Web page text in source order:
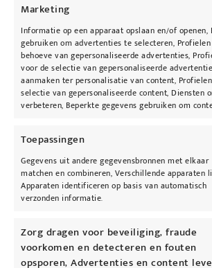
Marketing
Informatie op een apparaat opslaan en/of openen,
gebruiken om advertenties te selecteren,
behoeve van gepersonaliseerde advertenties,
voor de selectie van gepersonaliseerde
aanmaken ter personalisatie van content,
selectie van gepersonaliseerde content, Diensten
verbeteren, Beperkte gegevens gebruiken om
Toepassingen
Gegevens uit andere gegevensbronnen met elkaar
matchen en combineren, Verschillende apparaten
Apparaten identificeren op basis van automatisch
verzonden informatie.
Zorg dragen voor beveiliging, fraude
voorkomen en detecteren en fouten
opsporen, Advertenties en content
– Vervaagt pigmentvlekken met
– Minimaliseert rimpels
– Biedt antioxidatieve
vitamine C
Fleur uw teint op met behulp
Waarschuwing
Contact met ogen vermijden.
uitwendig gebruik. Buiten zicht
houden. Bewaar het product bij
zonlicht bewaren. Na gebruik het
goed afsluiten met de dop. Een